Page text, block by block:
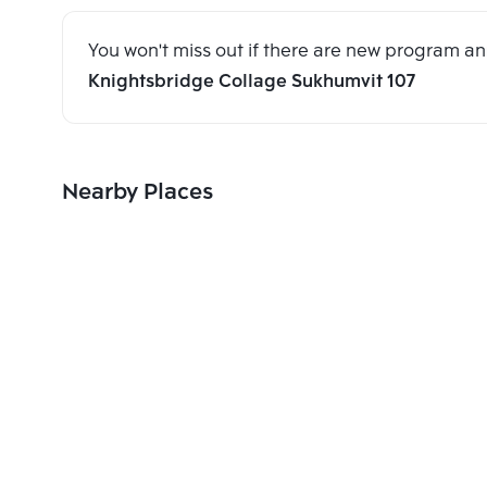
You won't miss out if there are new program
Knightsbridge Collage Sukhumvit 107
Nearby Places